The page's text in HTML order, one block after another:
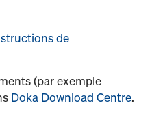
de
(par exemple
Doka Download Centre.